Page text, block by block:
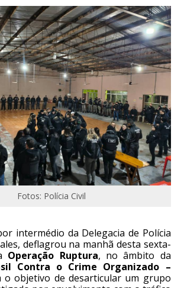
Fotos: Polícia Civil
intermédio da Delegacia de Polícia
deflagrou na manhã desta sexta-
Operação Ruptura, no âmbito da
Contra o Crime Organizado –
o objetivo de desarticular um grupo